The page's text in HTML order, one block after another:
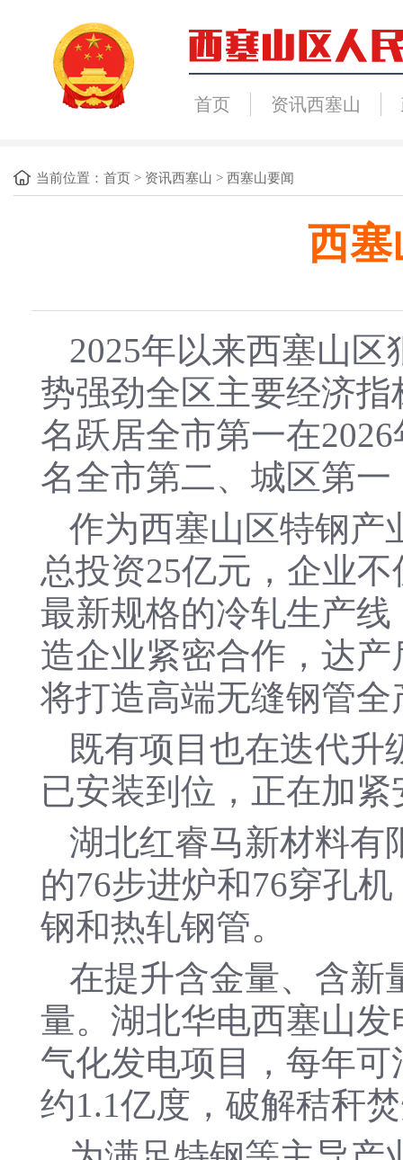
首页 资讯西塞山
当前位置： 首页 > 资讯西塞山 > 西塞山要闻
西塞
2025年以来西塞山
势强劲全区主要经济
名跃居全市第一在
名全市第二、城区第一
作为西塞山区特钢产
总投资25亿元，企业
最新规格的冷轧生产
造企业紧密合作，达
将打造高端无缝钢管
既有项目也在迭代升
已安装到位，正在加
湖北红睿马新材料有
的76步进炉和76穿孔
钢和热轧钢管。
在提升含金量、含新
量。湖北华电西塞山
气化发电项目，每年
约1.1亿度，破解秸秆